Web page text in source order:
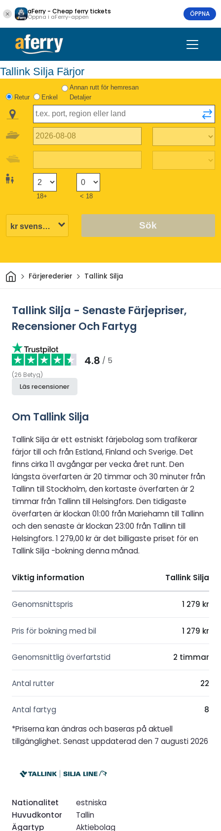
aFerry - Cheap ferry tickets
Öppna i aFerry-appen ÖPPNA
Tallink Silja Färjor
Retur Enkel
Annan rutt för hemresan
Detaljer
18+ < 18
Sök
HemFärjerederier Tallink Silja
Tallink Silja - Senaste Färjepriser,
Recensioner Och Fartyg
4.8 / 5
(26 Betyg)
Läs recensioner
Om Tallink Silja
Tallink Silja är ett estniskt färjebolag som trafikerar
färjor till och från Estland, Finland och Sverige. Det
finns cirka 11 avgångar per vecka året runt. Den
längsta överfarten är 20 timmar och 30 minuter från
Tallinn till Stockholm, den kortaste överfarten är 2
timmar från Tallinn till Helsingfors. Den tidigaste
överfarten är klockan 01:00 från Mariehamn till Tallinn
och den senaste är klockan 23:00 från Tallinn till
Helsingfors. 1 279,00 kr är det billigaste priset för en
Tallink Silja -bokning denna månad.
Viktig information Tallink Silja
Genomsnittspris 1 279 kr
Pris för bokning med bil 1 279 kr
Genomsnittlig överfartstid 2 timmar
Antal rutter 22
Antal fartyg
8
*Priserna kan ändras och baseras på aktuell
tillgänglighet. Senast uppdaterad den 7 augusti 2026
Nationalitet
estniska
Huvudkontor
Tallin
Ägartyp
Aktiebolag